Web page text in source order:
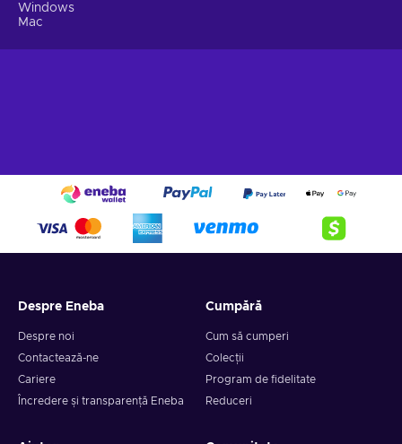
Windows
Mac
Despre Eneba
Despre noi
Contactează-ne
Cariere
Încredere și transparență Eneba
Cumpără
Cum să cumperi
Colecții
Program de fidelitate
Reduceri